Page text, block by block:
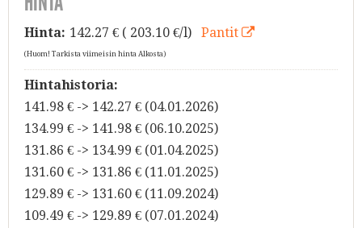
Hinta: 142.27 € ( 203.10 €/l) Pantit
(Huom! Tarkista viimeisin hinta Alkosta)
Hintahistoria:
141.98 € -> 142.27 € (04.01.2026)
134.99 € -> 141.98 € (06.10.2025)
131.86 € -> 134.99 € (01.04.2025)
131.60 € -> 131.86 € (11.01.2025)
129.89 € -> 131.60 € (11.09.2024)
109.49 € -> 129.89 € (07.01.2024)